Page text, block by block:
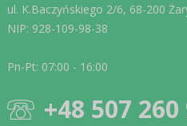
ul. K.Baczyńskiego 2/6, 68-200
NIP: 928-109-98-38
Pn-Pt: 07:00 - 16:00
+48 507 260